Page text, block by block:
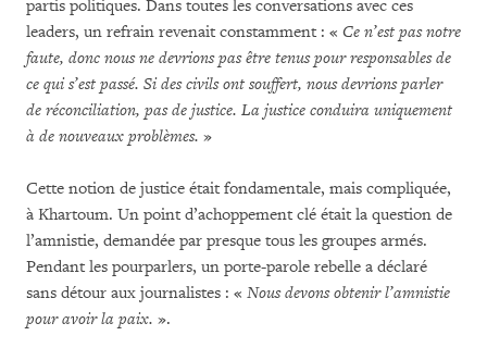
partis politiques. Dans toutes les conversations avec ces
leaders, un refrain revenait constamment : « Ce n’est pas notre
faute, donc nous ne devrions pas être tenus pour responsables de
ce qui s’est passé. Si des civils ont souffert, nous devrions parler
de réconciliation, pas de justice. La justice conduira uniquement
à de nouveaux problèmes. »
Cette notion de justice était fondamentale, mais compliquée,
à Khartoum. Un point d’achoppement clé était la question de
l’amnistie, demandée par presque tous les groupes armés.
Pendant les pourparlers, un porte-parole rebelle a déclaré
sans détour aux journalistes : « Nous devons obtenir l’amnistie
pour avoir la paix. ».